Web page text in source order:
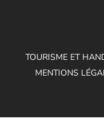
TOURISME ET
MENTIONS